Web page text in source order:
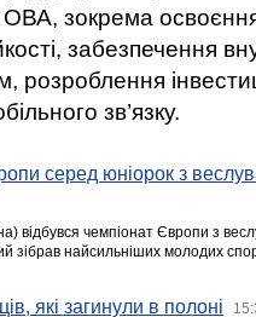
зокрема освоєння
забезпечення
розроблення
зв’язку.
серед юніорок з
відбувся чемпіонат Європи з
зібрав найсильніших молодих
які загинули в полоні